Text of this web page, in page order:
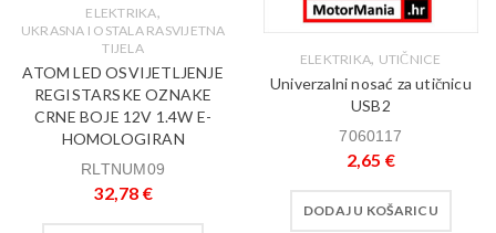
ELEKTRIKA,
UKRASNA I OSTALA RASVIJETNA
TIJELA
ATOM LED OSVIJETLJENJE
REGISTARSKE OZNAKE
CRNE BOJE 12V 1.4W E-
HOMOLOGIRAN
RLTNUM09
32,78 €
ELEKTRIKA, UTIČNICE
Univerzalni nosać za utičnicu
USB2
7060117
2,65 €
DODAJ U KOŠARICU